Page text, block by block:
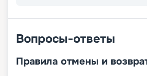
Вопросы-ответы
Правила отмены и